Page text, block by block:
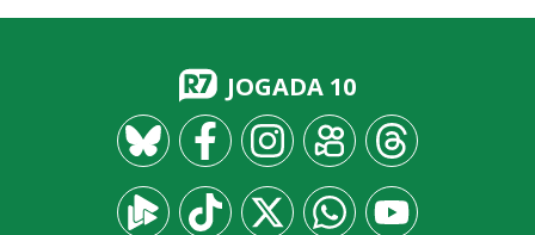
JOGADA 10